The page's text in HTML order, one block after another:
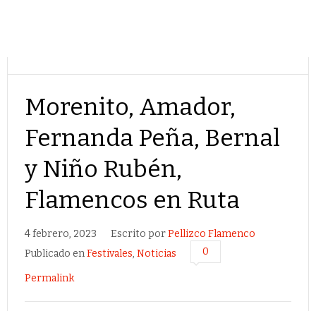
Morenito, Amador,
Fernanda Peña, Bernal
y Niño Rubén,
Flamencos en Ruta
4 febrero, 2023 Escrito porPellizco Flamenco
Publicado enFestivales, Noticias 0
Permalink